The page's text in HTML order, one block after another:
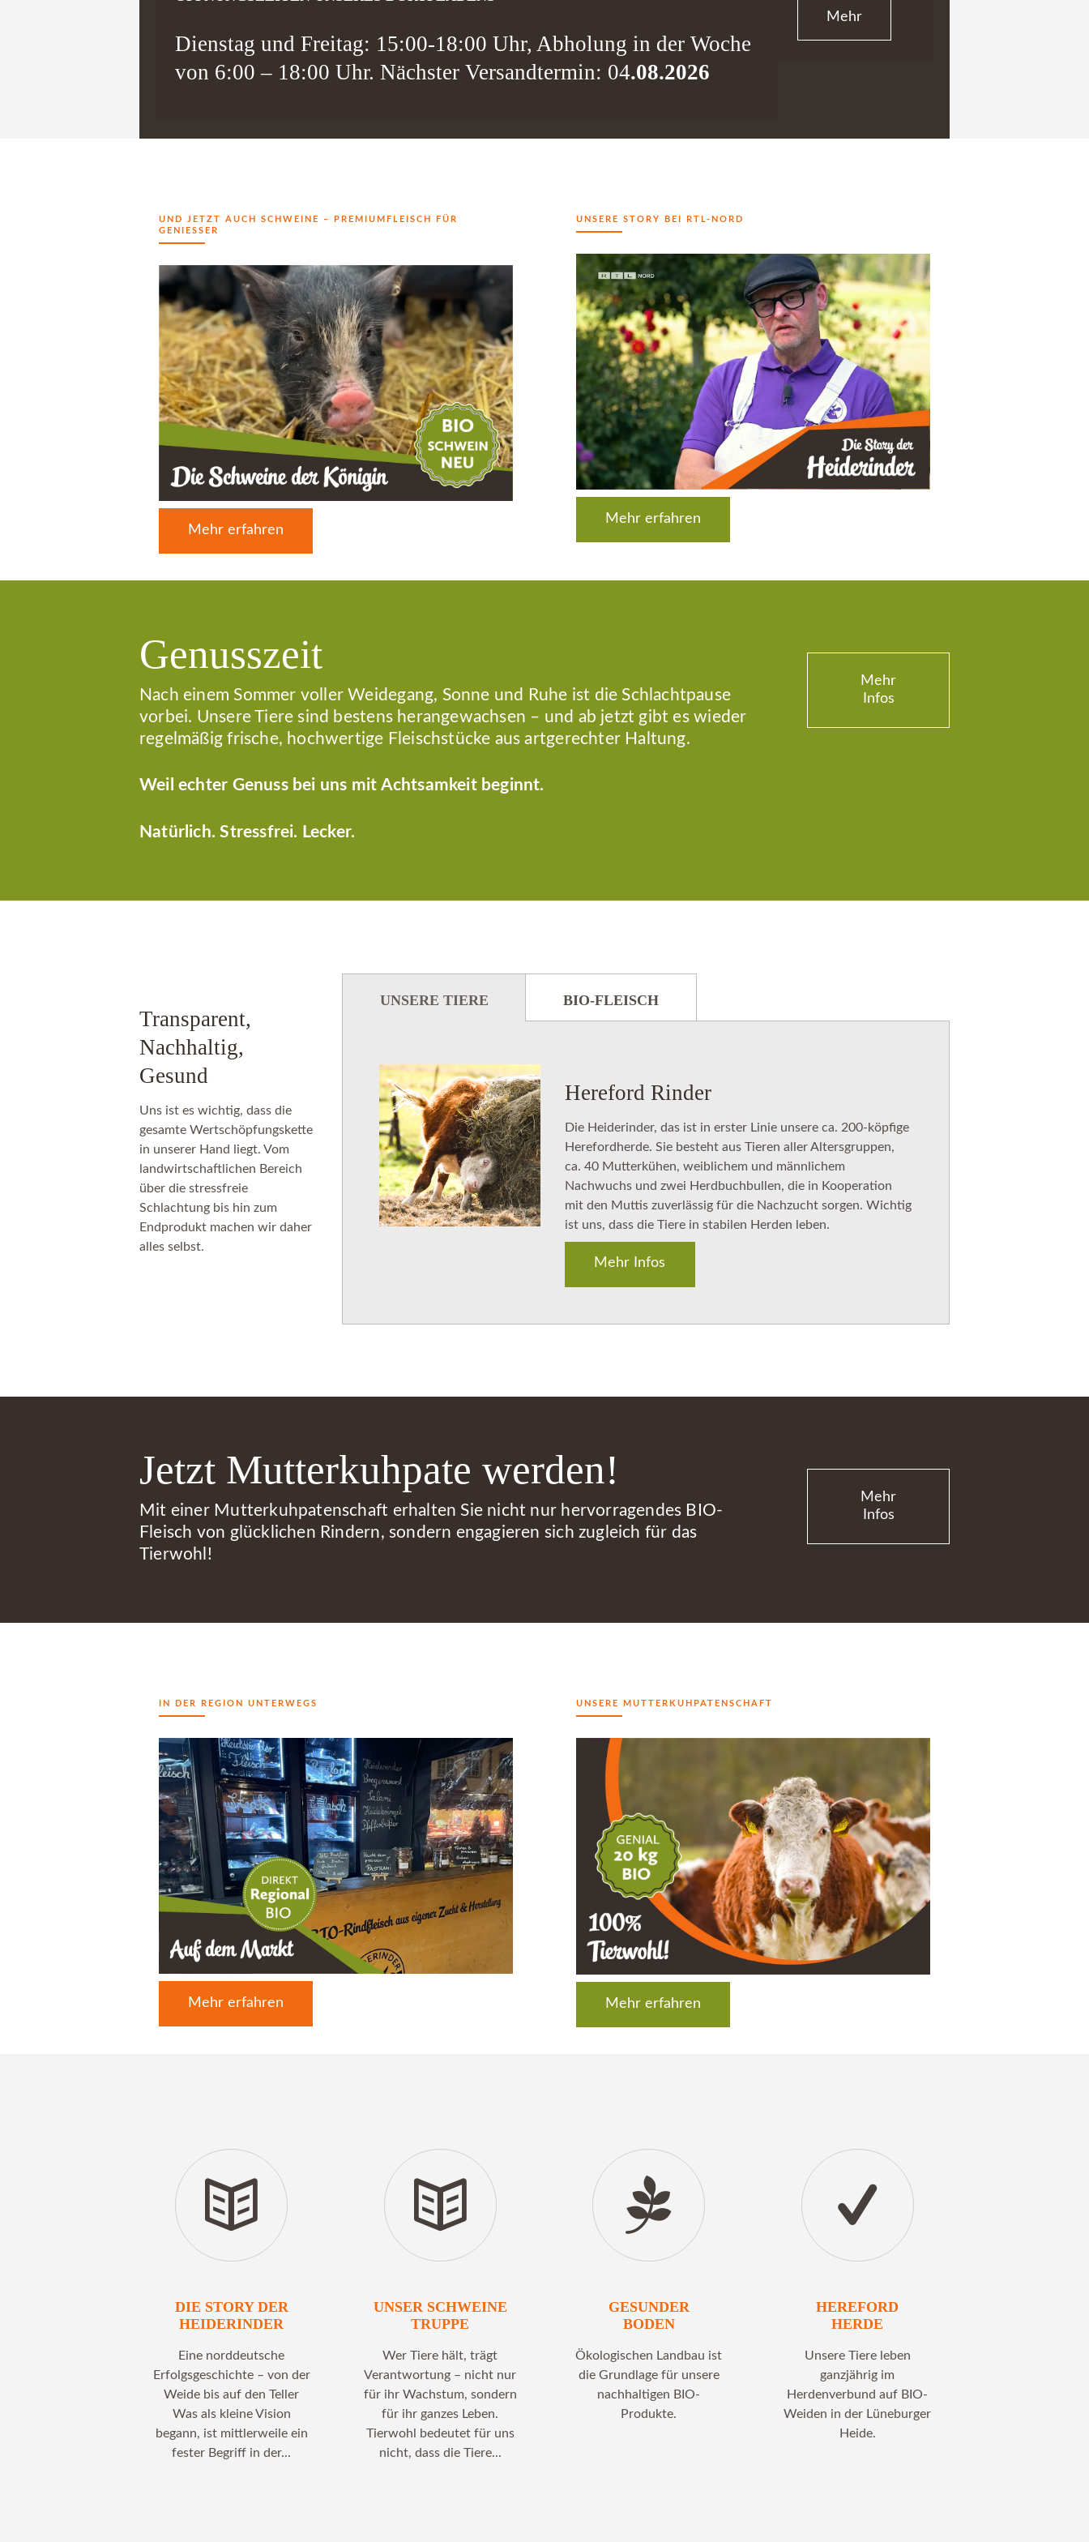
Dienstag und Freitag: 15:00-18:00 Uhr, Abholung in der Woche
von 6:00 – 18:00 Uhr. Nächster Versandtermin: 04.08.2026
Mehr
UND JETZT AUCH SCHWEINE – PREMIUMFLEISCH FÜR
GENIESSER
Mehr erfahren
UNSERE STORY BEI RTL-NORD
Mehr erfahren
Genusszeit
Nach einem Sommer voller Weidegang, Sonne und Ruhe ist die Schlachtpause
vorbei. Unsere Tiere sind bestens herangewachsen – und ab jetzt gibt es wieder
regelmäßig frische, hochwertige Fleischstücke aus artgerechter Haltung.
Weil echter Genuss bei uns mit Achtsamkeit beginnt.
Natürlich. Stressfrei. Lecker.
Mehr
Infos
Transparent,
Nachhaltig,
Gesund
Uns ist es wichtig, dass die
gesamte Wertschöpfungskette
in unserer Hand liegt. Vom
landwirtschaftlichen Bereich
über die stressfreie
Schlachtung bis hin zum
Endprodukt machen wir daher
alles selbst.
UNSERE TIERE BIO-FLEISCH
Hereford Rinder
Die Heiderinder, das ist in erster Linie unsere ca. 200-köpfige
Herefordherde. Sie besteht aus Tieren aller Altersgruppen,
ca. 40 Mutterkühen, weiblichem und männlichem
Nachwuchs und zwei Herdbuchbullen, die in Kooperation
mit den Muttis zuverlässig für die Nachzucht sorgen. Wichtig
ist uns, dass die Tiere in stabilen Herden leben.
Mehr Infos
Jetzt Mutterkuhpate werden!
Mit einer Mutterkuhpatenschaft erhalten Sie nicht nur hervorragendes BIO-
Fleisch von glücklichen Rindern, sondern engagieren sich zugleich für das
Tierwohl!
Mehr
Infos
IN DER REGION UNTERWEGS
Mehr erfahren
UNSERE MUTTERKUHPATENSCHAFT
Mehr erfahren
DIE STORY DER
HEIDERINDER
Eine norddeutsche
Erfolgsgeschichte – von der
Weide bis auf den Teller
Was als kleine Vision
begann, ist mittlerweile ein
fester Begriff in der...
UNSER SCHWEINE
TRUPPE
Wer Tiere hält, trägt
Verantwortung – nicht nur
für ihr Wachstum, sondern
für ihr ganzes Leben.
Tierwohl bedeutet für uns
nicht, dass die Tiere...
GESUNDER
BODEN
Ökologischen Landbau ist
die Grundlage für unsere
nachhaltigen BIO-
Produkte.
HEREFORD
HERDE
Unsere Tiere leben
ganzjährig im
Herdenverbund auf BIO-
Weiden in der Lüneburger
Heide.